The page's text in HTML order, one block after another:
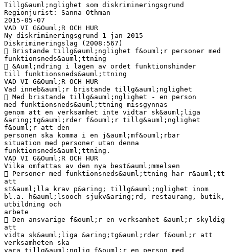
Tillg&auml;nglighet som diskrimineringsgrund
Regionjurist: Sanna Othman
2015-05-07
VAD VI G&Ouml;R OCH HUR
Ny diskrimineringsgrund 1 jan 2015
Diskrimineringslag (2008:567)
 Bristande tillg&auml;nglighet f&ouml;r personer med
funktionsneds&auml;ttning
 &Auml;ndring i lagen av ordet funktionshinder
till funktionsneds&auml;ttning
VAD VI G&Ouml;R OCH HUR
Vad inneb&auml;r bristande tillg&auml;nglighet
 Med bristande tillg&auml;nglighet - en person
med funktionsneds&auml;ttning missgynnas
genom att en verksamhet inte vidtar sk&auml;liga
&aring;tg&auml;rder f&ouml;r tillg&auml;nglighet
f&ouml;r att den
personen ska komma i en j&auml;mf&ouml;rbar
situation med personer utan denna
funktionsneds&auml;ttning.
VAD VI G&Ouml;R OCH HUR
Vilka omfattas av den nya best&auml;mmelsen
 Personer med funktionsneds&auml;ttning har r&auml;tt
att
st&auml;lla krav p&aring; tillg&auml;nglighet inom
bl.a. h&auml;lsooch sjukv&aring;rd, restaurang, butik,
utbildning och
arbete
 Den ansvarige f&ouml;r en verksamhet &auml;r skyldig
att
vidta sk&auml;liga &aring;tg&auml;rder f&ouml;r att
verksamheten ska
vara tillg&auml;nglig f&ouml;r en person med